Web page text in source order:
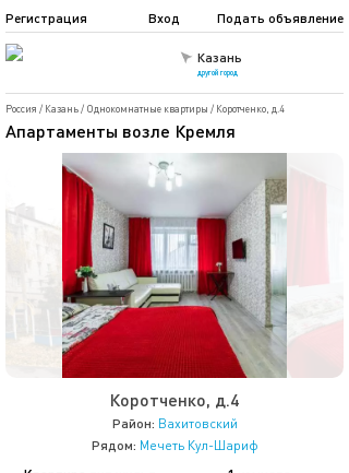
Казань
другой город
Подать объявление
Регистрация Вход
Россия / Казань/ Однокомнатные квартиры / Коротченко, д.4
Апартаменты возле Кремля
Коротченко, д.4
Район: Вахитовский
Рядом: Мечеть Кул-Шариф